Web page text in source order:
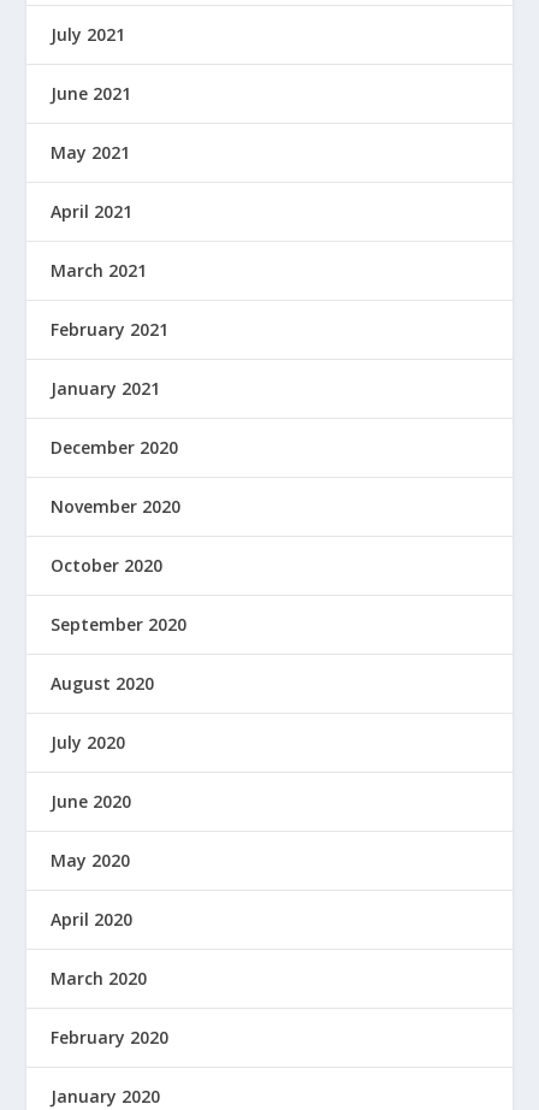
July 2021
June 2021
May 2021
April 2021
March 2021
February 2021
January 2021
December 2020
November 2020
October 2020
September 2020
August 2020
July 2020
June 2020
May 2020
April 2020
March 2020
February 2020
January 2020